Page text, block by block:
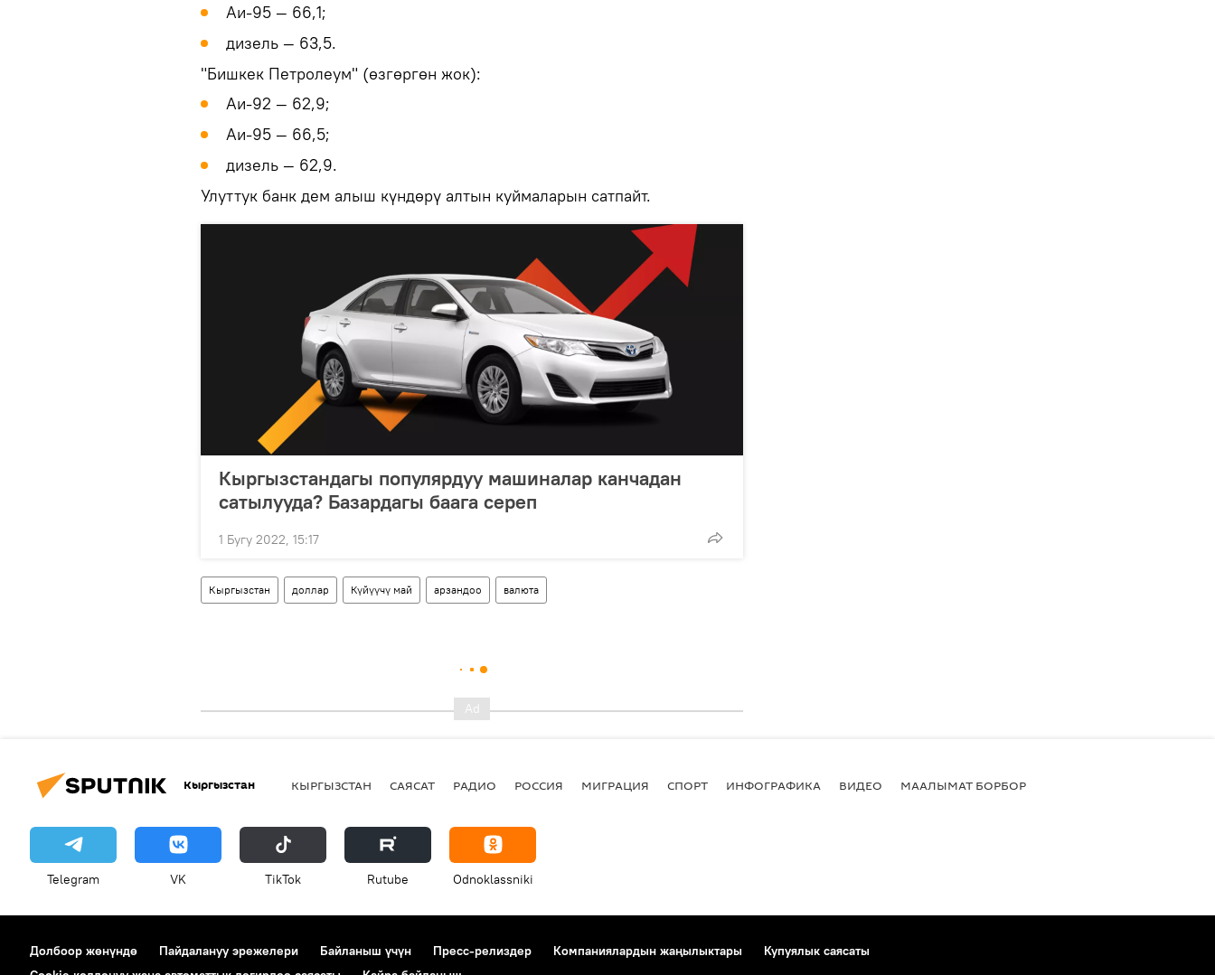
Аи-95 — 66,1;
дизель — 63,5.
"Бишкек Петролеум" (өзгөргөн жок):
Аи-92 — 62,9;
Аи-95 — 66,5;
дизель — 62,9.
Улуттук банк дем алыш күндөрү алтын куймаларын сатпайт.
Кыргызстандагы популярдуу машиналар канчадан
сатылууда? Базардагы баага сереп
1 Бугу 2022, 15:17
Кыргызстан доллар Күйүүчү май арзандоо валюта
Кыргызстан КЫРГЫЗСТАН САЯСАТ РАДИО РОССИЯ МИГРАЦИЯ СПОРТ ИНФОГРАФИКА ВИДЕО МААЛЫМАТ БОРБОР
Telegram VK ТikТоk Rutube Odnoklassniki
Долбоор жөнүндө Пайдалануу эрежелери Байланыш үчүн Пресс-релиздер Компаниялардын жаңылыктары
Купуялык саясаты